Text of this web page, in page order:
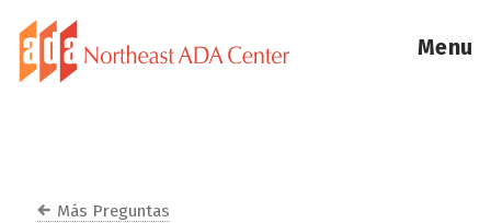
Menu
Más Preguntas